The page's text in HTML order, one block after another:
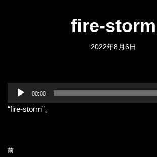
fire-storm
2022年8月6日
プ
ヤ
00:00
“fire-storm”。
前